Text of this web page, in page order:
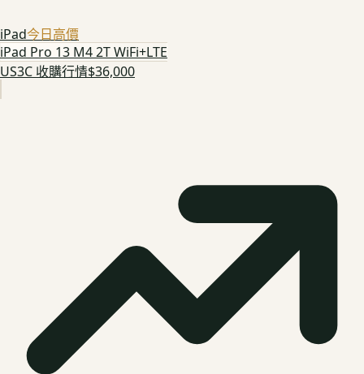
iPad今日高價
iPad Pro 13 M4 2T WiFi+LTE
US3C 收購行情$36,000